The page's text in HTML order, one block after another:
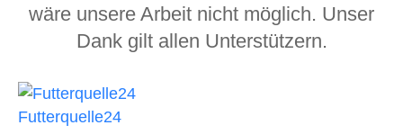
wäre unsere Arbeit nicht möglich. Unser
Dank gilt allen Unterstützern.
Futterquelle24